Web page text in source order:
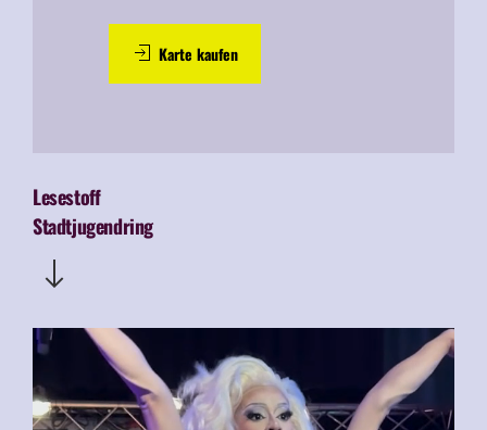
Karte kaufen
Lesestoff
Stadtjugendring